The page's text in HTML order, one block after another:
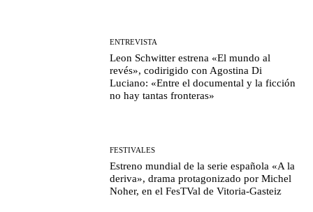
ENTREVISTA
Leon Schwitter estrena «El mundo al
revés», codirigido con Agostina Di
Luciano: «Entre el documental y la ficción
no hay tantas fronteras»
FESTIVALES
Estreno mundial de la serie española «A la
deriva», drama protagonizado por Michel
Noher, en el FesTVal de Vitoria-Gasteiz